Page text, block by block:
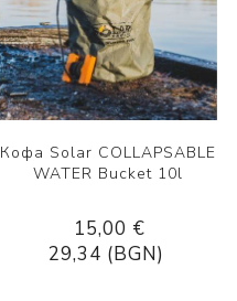
Кофа Solar COLLAPSABLE
WATER Bucket 10l
15,00 €
29,34 (BGN)